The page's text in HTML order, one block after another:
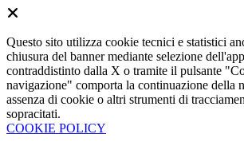
Questo sito utilizza cookie tecnici e statistici
chiusura del banner mediante selezione
contraddistinto dalla X o tramite il pulsante
navigazione" comporta la continuazione della
assenza di cookie o altri strumenti di
sopracitati.
COOKIE POLICY